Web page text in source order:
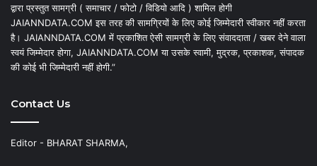
द्वारा प्रस्तुत सामग्री ( समाचार / फोटो / विडियो आदि ) शामिल होगी
JAIANNDATA.COM इस तरह की सामग्रियों के लिए कोई जिम्मेदारी स्वीकार नहीं करता
है। JAIANNDATA.COM में प्रकाशित ऐसी सामग्री के लिए संवाददाता / खबर देने वाला
स्वयं जिम्मेदार होगा, JAIANNDATA.COM या उसके स्वामी, मुद्रक, प्रकाशक, संपादक
की कोई भी जिम्मेदारी नहीं होगी.”
Contact Us
Editor - BHARAT SHARMA,